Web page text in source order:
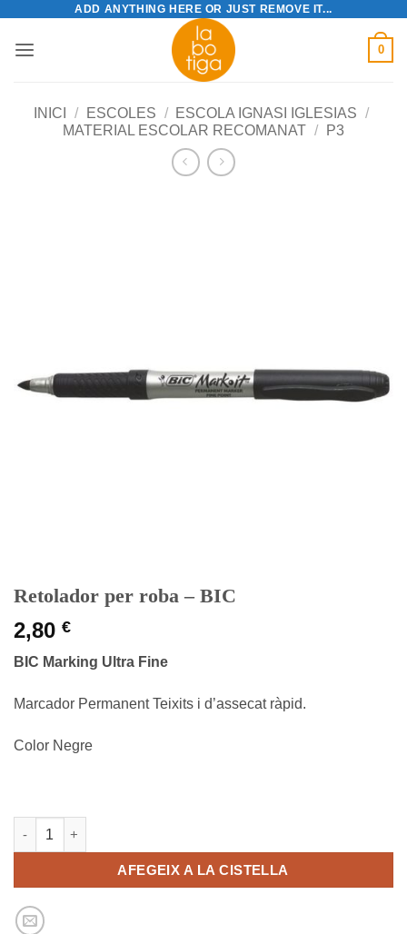
content
ADD ANYTHING HERE OR JUST REMOVE IT...
0
INICI / ESCOLES / ESCOLA IGNASI IGLESIAS /
MATERIAL ESCOLAR RECOMANAT / P3
Retolador per roba – BIC
2,80 €
BIC Marking Ultra Fine
Marcador Permanent Teixits i d’assecat ràpid.
Color Negre
quantitat de Retolador per roba - BIC
AFEGEIX A LA CISTELLA